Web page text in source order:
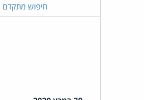
חיפוש מתקדם